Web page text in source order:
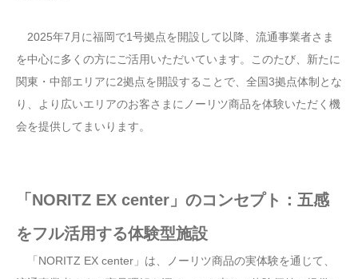
2025年7月に福岡で1号拠点を開設して以降、流通事業者さま
を中心に多くの方にご活用いただいています。このたび、新たに
関東・中部エリアに2拠点を開設することで、全国3拠点体制とな
り、より広いエリアのお客さまにノーリツ商品を体験いただく機
会を提供してまいります。
「NORITZ EX center」のコンセプト：五感
をフル活用する体験型施設
「NORITZ EX center」は、ノーリツ商品の実体験を通じて、